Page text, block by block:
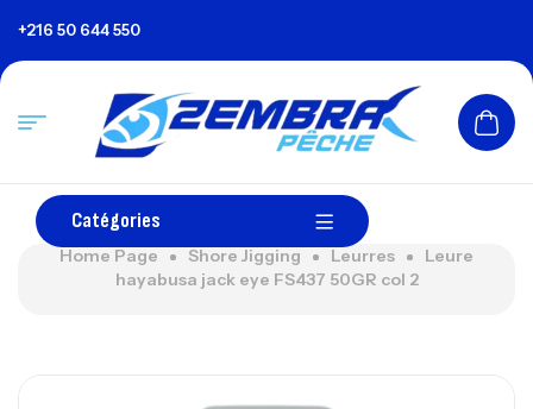
+216 50 644 550
Catégories
Home Page Shore Jigging Leurres
Leure
hayabusa jack eye FS437 50GR col 2